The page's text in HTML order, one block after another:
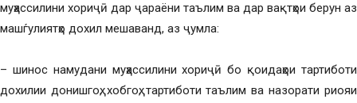
муҳассилини хориҷӣ дар ҷараёни таълим ва дар вақтҳои берун аз
машѓулиятҳо дохил мешаванд, аз ҷумла:
– шинос намудани муҳассилини хориҷӣ бо қоидаҳои тартиботи
дохилии донишгоҳ, хобгоҳ, тартиботи таълим ва назорати риояи